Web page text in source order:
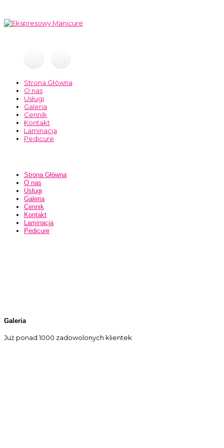
Strona Główna
O nas
Usługi
Galeria
Cennik
Kontakt
Laminacja
Pedicure
Strona Główna
O nas
Usługi
Galeria
Cennik
Kontakt
Laminacja
Pedicure
Galeria
Już ponad 1000 zadowolonych klientek